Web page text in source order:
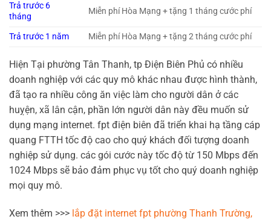
Trả trước 6
tháng
Miễn phí Hòa Mạng + tặng 1 tháng cước phí
Trả trước 1 năm Miễn phí Hòa Mạng + tặng 2 tháng cước phí
Hiện Tại phường Tân Thanh, tp Điện Biên Phủ có nhiều
doanh nghiệp với các quy mô khác nhau được hình thành,
đã tạo ra nhiều công ăn việc làm cho người dân ở các
huỵện, xã lân cận, phần lớn người dân này đều muốn sử
dụng mạng internet. fpt điện biên đã triển khai hạ tầng cáp
quang FTTH tốc độ cao cho quý khách đối tượng doanh
nghiệp sử dụng. các gói cước này tốc độ từ 150 Mbps đến
1024 Mbps sẽ bảo đảm phục vụ tốt cho quý doanh nghiệp
mọi quy mô.
Xem thêm >>> lắp đặt internet fpt phường Thanh Trường,